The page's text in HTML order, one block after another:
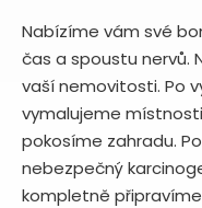
Nabízíme vám své
čas a spoustu nervů.
vaší nemovitosti. Po
vymalujeme
pokosíme zahradu.
nebezpečný
kompletně